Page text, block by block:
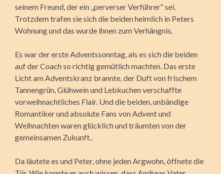
seinem Freund, der ein „perverser Verführer“ sei.
Trotzdem trafen sie sich die beiden heimlich in Peters
Wohnung und das wurde ihnen zum Verhängnis.
Es war der erste Adventssonntag, als es sich die beiden
auf der Coach so richtig gemütlich machten. Das erste
Licht am Adventskranz brannte, der Duft von frischem
Tannengrün, Glühwein und Lebkuchen verschaffte
vorweihnachtliches Flair. Und die beiden, unbändige
Romantiker und absolute Fans von Advent und
Weihnachten waren glücklich und träumten von der
gemeinsamen Zukunft..
Da läutete es und Peter, ohne jeden Argwohn, öffnete die